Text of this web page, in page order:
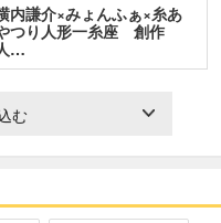
内謙介×みょんふぁ×糸あ
つり人形一糸座 創作
…
む